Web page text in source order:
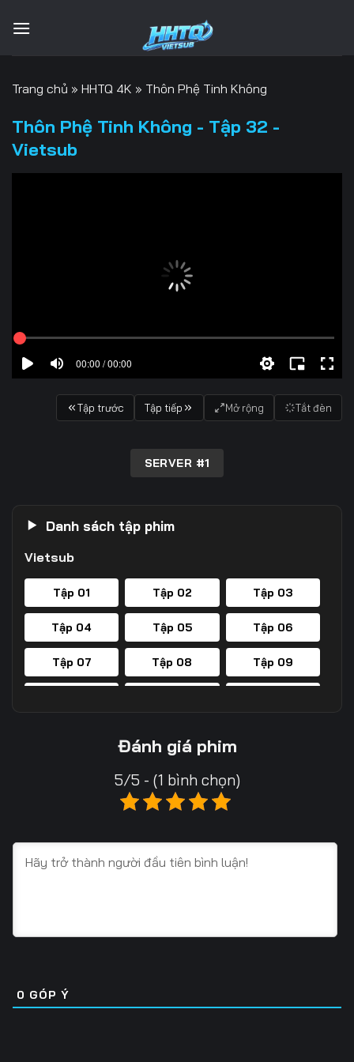
qua
Trang chủ » HHTQ 4K » Thôn Phệ Tinh Không
Thôn Phệ Tinh Không - Tập 32 -
Vietsub
00:00 / 00:00
Tập trước Tập tiếp Mở rộng Tắt đèn
SERVER #1
Danh sách tập phim
Vietsub
Tập 01 Tập 02 Tập 03
Tập 04 Tập 05 Tập 06
Tập 07 Tập 08 Tập 09
Tập 20
Tập 25 Tập 26
Tập 31 Tập 32 Tập 33
Tập 37 Tập 38 Tập 39
Đánh giá phim
5/5 - (1 bình chọn)
0 GÓP Ý